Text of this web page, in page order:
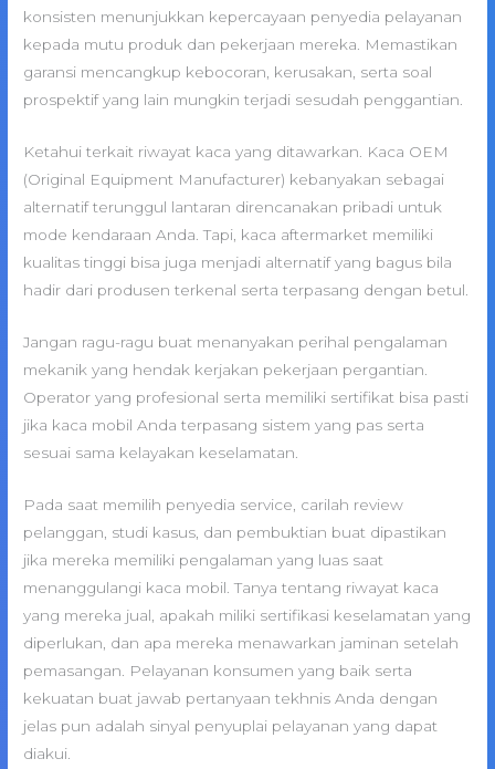
konsisten menunjukkan kepercayaan penyedia pelayanan
kepada mutu produk dan pekerjaan mereka. Memastikan
garansi mencangkup kebocoran, kerusakan, serta soal
prospektif yang lain mungkin terjadi sesudah penggantian.
Ketahui terkait riwayat kaca yang ditawarkan. Kaca OEM
(Original Equipment Manufacturer) kebanyakan sebagai
alternatif terunggul lantaran direncanakan pribadi untuk
mode kendaraan Anda. Tapi, kaca aftermarket memiliki
kualitas tinggi bisa juga menjadi alternatif yang bagus bila
hadir dari produsen terkenal serta terpasang dengan betul.
Jangan ragu-ragu buat menanyakan perihal pengalaman
mekanik yang hendak kerjakan pekerjaan pergantian.
Operator yang profesional serta memiliki sertifikat bisa pasti
jika kaca mobil Anda terpasang sistem yang pas serta
sesuai sama kelayakan keselamatan.
Pada saat memilih penyedia service, carilah review
pelanggan, studi kasus, dan pembuktian buat dipastikan
jika mereka memiliki pengalaman yang luas saat
menanggulangi kaca mobil. Tanya tentang riwayat kaca
yang mereka jual, apakah miliki sertifikasi keselamatan yang
diperlukan, dan apa mereka menawarkan jaminan setelah
pemasangan. Pelayanan konsumen yang baik serta
kekuatan buat jawab pertanyaan tekhnis Anda dengan
jelas pun adalah sinyal penyuplai pelayanan yang dapat
diakui.